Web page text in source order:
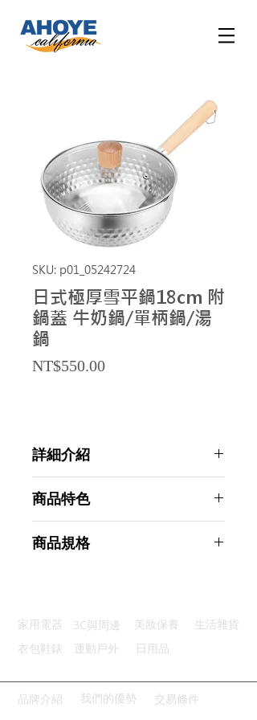
SKU: p01_05242724
日式極厚雪平鍋18cm 附
鍋蓋 牛奶鍋/單柄鍋/湯
鍋
NT$550.00Price
詳細介紹
商品特色
堅固耐用：採用加厚不鏽鋼鍋身
商品規格
主要材質：不鏽鋼(鍋身), 木(柄)
商品尺寸：34*19*10cm
產地名稱：中國大陸
代理商：亞桓有限公司
家用電器 3C與周邊 美妝保養
生活雜貨
衣包鞋錶
運動戶外 日用品
品牌介紹 我們的優勢 交易條件